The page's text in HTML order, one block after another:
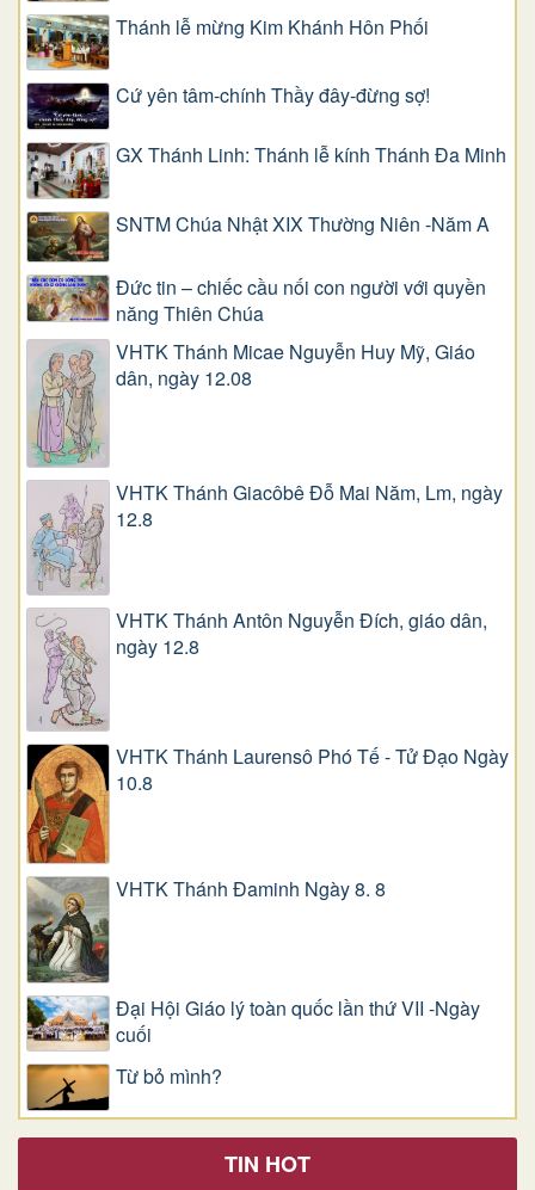
Thánh lễ mừng Kim Khánh Hôn Phối
Cứ yên tâm-chính Thầy đây-đừng sợ!
GX Thánh Linh: Thánh lễ kính Thánh Đa Minh
SNTM Chúa Nhật XIX Thường Niên -Năm A
Đức tin – chiếc cầu nối con người với quyền
năng Thiên Chúa
VHTK Thánh Micae Nguyễn Huy Mỹ, Giáo
dân, ngày 12.08
VHTK Thánh Giacôbê Ðỗ Mai Năm, Lm, ngày
12.8
VHTK Thánh Antôn Nguyễn Ðích, giáo dân,
ngày 12.8
VHTK Thánh Laurensô Phó Tế - Tử Đạo Ngày
10.8
VHTK Thánh Đaminh Ngày 8. 8
Đại Hội Giáo lý toàn quốc lần thứ VII -Ngày
cuối
Từ bỏ mình?
TIN HOT